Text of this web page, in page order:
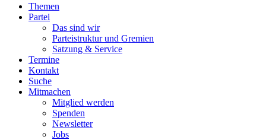
Themen
Partei
Das sind wir
Parteistruktur und Gremien
Satzung & Service
Termine
Kontakt
Suche
Mitmachen
Mitglied werden
Spenden
Newsletter
Jobs